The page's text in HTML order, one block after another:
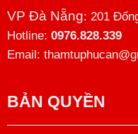
VP Đà Nẵng: 201
Hotline: 0976.828.339
Email:
BẢN QUYỀN